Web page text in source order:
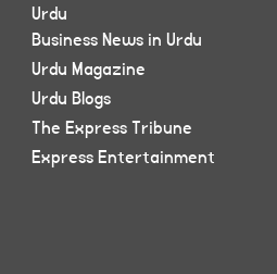
Urdu
Business News in Urdu
Urdu Magazine
Urdu Blogs
The Express Tribune
Express Entertainment